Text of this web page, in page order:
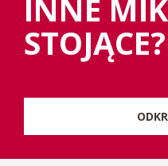
INNE
STOJĄCE?